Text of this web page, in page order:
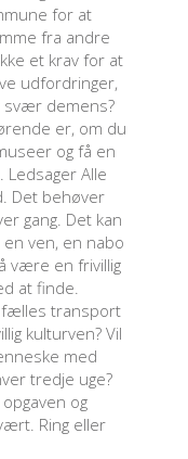
for at
fra andre
et krav for at
udfordringer,
svær demens?
er, om du
og få en
Alle
Det behøver
gang. Det kan
ven, en nabo
være en frivillig
at finde.
fælles transport
kulturven? Vil
med
tredje uge?
og
Ring eller